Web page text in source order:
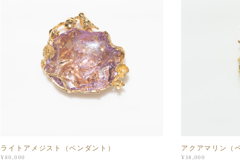
ライトアメジスト（ペンダント）
¥80,000
アクアマリン（
¥38,000